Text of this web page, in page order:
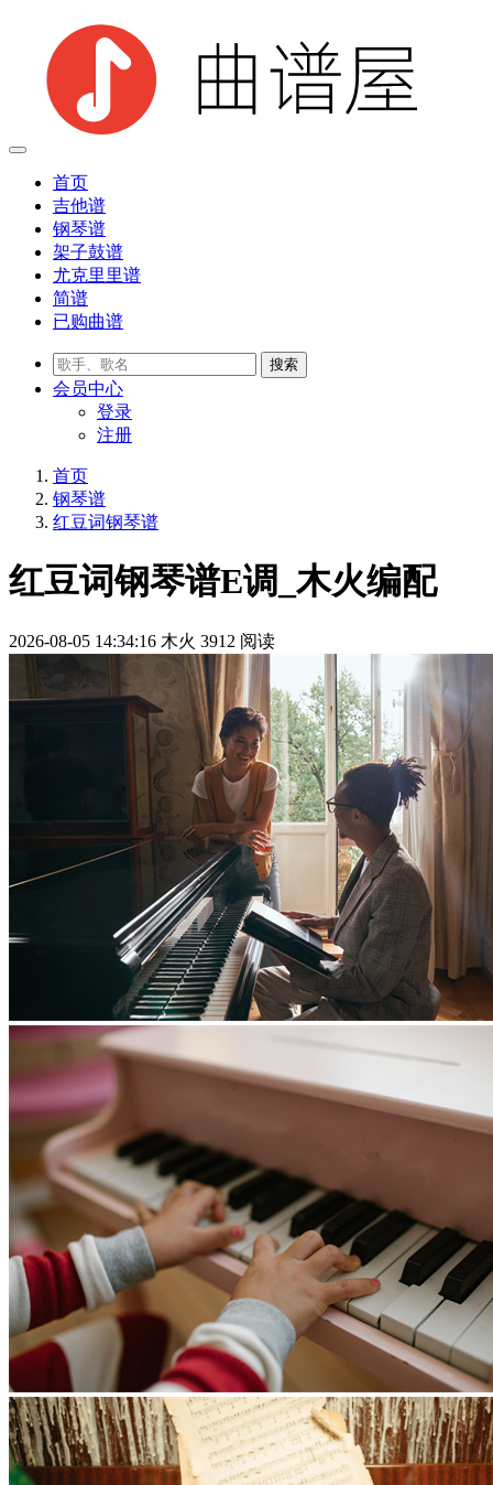
首页
吉他谱
钢琴谱
架子鼓谱
尤克里里谱
简谱
已购曲谱
会员中心
登录
注册
首页
钢琴谱
红豆词钢琴谱
红豆词钢琴谱E调_木火编配
2026-08-05 14:34:16 木火 3912 阅读